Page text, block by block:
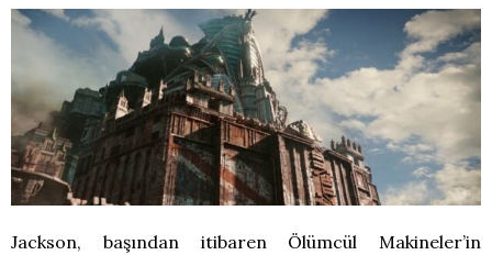
Jackson, başından itibaren Ölümcül Makineler’in